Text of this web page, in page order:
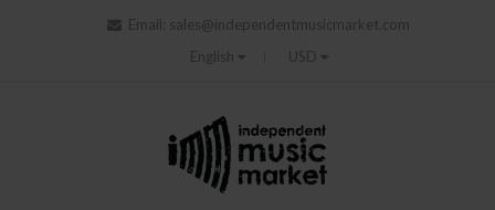
Email:
sales@independentmusicmarket.com
English
USD